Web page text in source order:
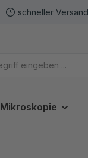
schneller Versand
Mikroskopie